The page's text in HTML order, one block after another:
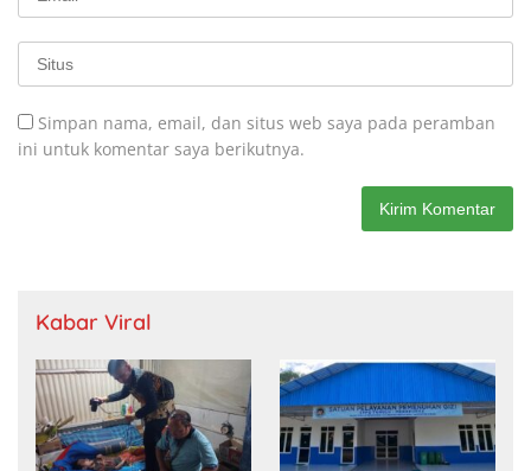
Simpan nama, email, dan situs web saya pada peramban
ini untuk komentar saya berikutnya.
Kabar Viral